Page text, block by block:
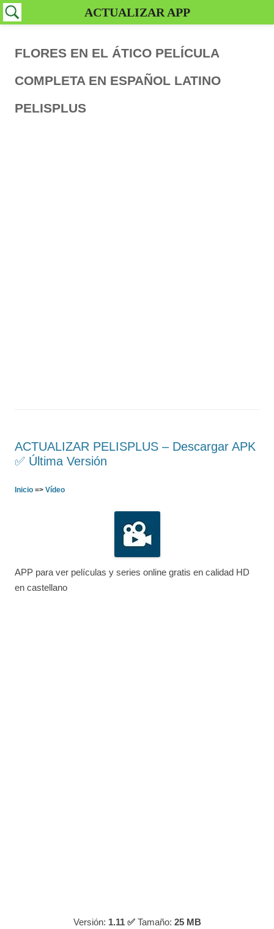
FLORES EN EL ÁTICO PELÍCULA
COMPLETA EN ESPAÑOL LATINO
PELISPLUS
ACTUALIZAR PELISPLUS – Descargar APK
✅️ Última Versión
Inicio => Vídeo
APP para ver películas y series online gratis en calidad HD
en castellano
Versión: 1.11 ✅ Tamaño: 25 MB
ACTUALIZAR APP